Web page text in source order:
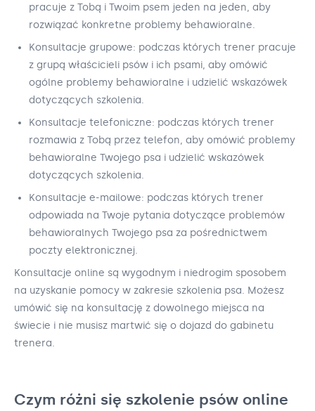
pracuje z Tobą i Twoim psem jeden na jeden, aby
rozwiązać konkretne problemy behawioralne.
Konsultacje grupowe: podczas których trener pracuje
z grupą właścicieli psów i ich psami, aby omówić
ogólne problemy behawioralne i udzielić wskazówek
dotyczących szkolenia.
Konsultacje telefoniczne: podczas których trener
rozmawia z Tobą przez telefon, aby omówić problemy
behawioralne Twojego psa i udzielić wskazówek
dotyczących szkolenia.
Konsultacje e-mailowe: podczas których trener
odpowiada na Twoje pytania dotyczące problemów
behawioralnych Twojego psa za pośrednictwem
poczty elektronicznej.
Konsultacje online są wygodnym i niedrogim sposobem
na uzyskanie pomocy w zakresie szkolenia psa. Możesz
umówić się na konsultację z dowolnego miejsca na
świecie i nie musisz martwić się o dojazd do gabinetu
trenera.
Czym różni się szkolenie psów online